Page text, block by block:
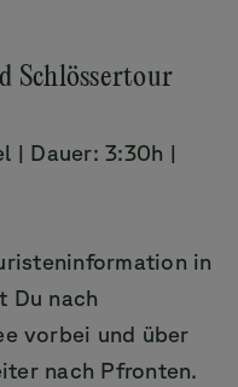
Schlössertour
| Dauer: 3:30h |
in
Du nach
vorbei und über
nach Pfronten.